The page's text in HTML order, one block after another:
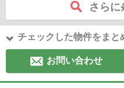
さらに
チェックした物件をまと
お問い合わせ